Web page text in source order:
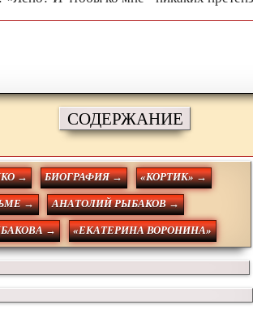
СОДЕРЖАНИЕ
→ БИОГРАФИЯ → «КОРТИК» →
→ АНАТОЛИЙ РЫБАКОВ →
→ «ЕКАТЕРИНА ВОРОНИНА»